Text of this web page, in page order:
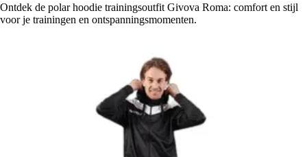
Ontdek de polar hoodie trainingsoutfit Givova Roma: comfort en stijl
voor je trainingen en ontspanningsmomenten.